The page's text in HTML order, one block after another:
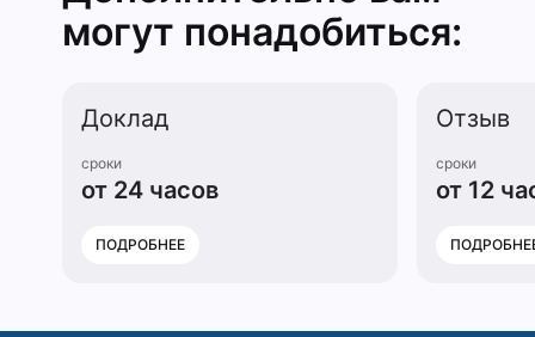
могут понадобиться:
Доклад
сроки
от 24 часов
ПОДРОБНЕЕ
Отзыв
сроки
от 12